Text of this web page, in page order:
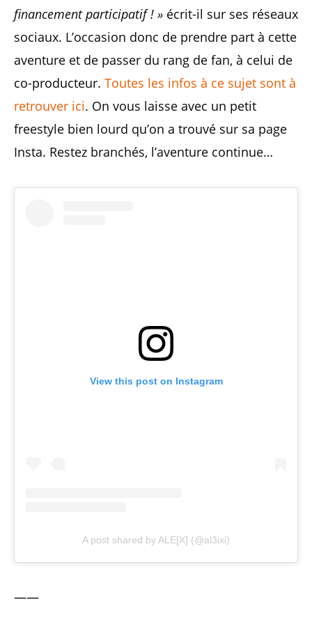
financement participatif ! » écrit-il sur ses réseaux
sociaux. L’occasion donc de prendre part à cette
aventure et de passer du rang de fan, à celui de
co-producteur. Toutes les infos à ce sujet sont à
retrouver ici. On vous laisse avec un petit
freestyle bien lourd qu’on a trouvé sur sa page
Insta. Restez branchés, l’aventure continue…
View this post on Instagram
A post shared by ALE[X] (@al3ixi)
——